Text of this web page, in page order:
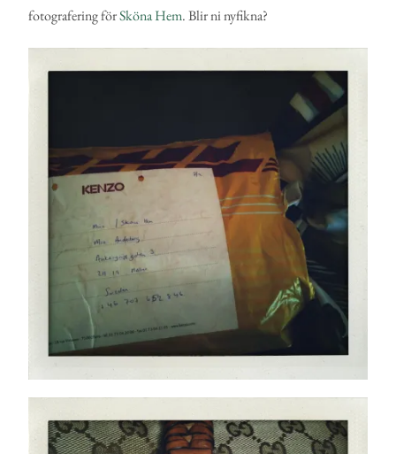
fotografering förSköna Hem. Blir ni nyfikna?